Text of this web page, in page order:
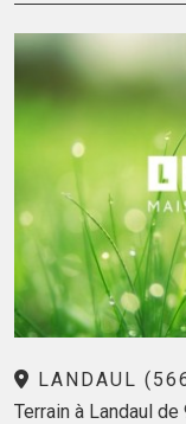
LANDAUL
Terrain à Landaul de